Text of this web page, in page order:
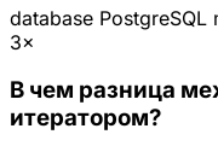
database PostgreSQL
3×
В чем разница
итератором?